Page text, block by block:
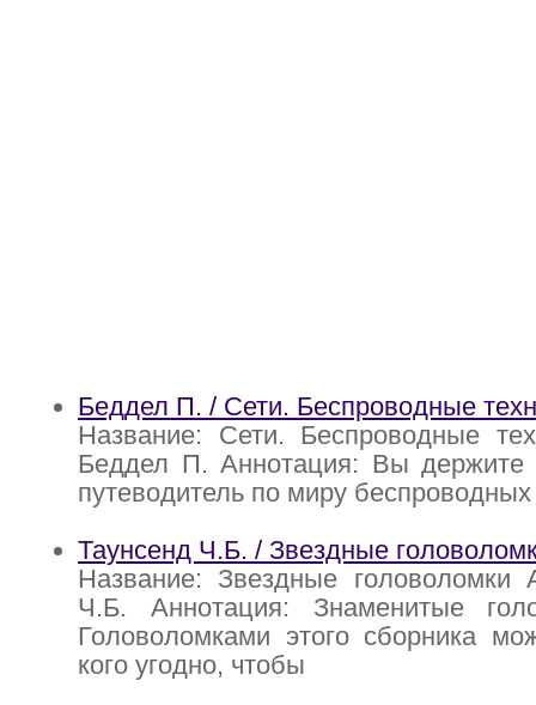
Беддел П. / Сети. Беспроводные
Название: Сети. Беспроводные
Беддел П. Аннотация: Вы держите
путеводитель по миру беспроводных
Таунсенд Ч.Б. / Звездные
Название: Звездные головоломки
Ч.Б. Аннотация: Знаменитые
Головоломками этого сборника
кого угодно, чтобы